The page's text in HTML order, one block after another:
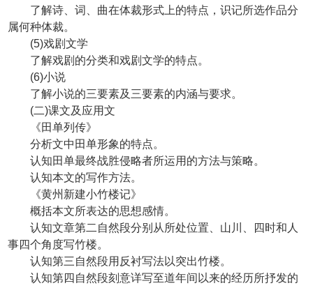
了解诗、词、曲在体裁形式上的特点，识记所选作品分
属何种体裁。
(5)戏剧文学
了解戏剧的分类和戏剧文学的特点。
(6)小说
了解小说的三要素及三要素的内涵与要求。
(二)课文及应用文
《田单列传》
分析文中田单形象的特点。
认知田单最终战胜侵略者所运用的方法与策略。
认知本文的写作方法。
《黄州新建小竹楼记》
概括本文所表达的思想感情。
认知文章第二自然段分别从所处位置、山川、四时和人
事四个角度写竹楼。
认知第三自然段用反衬写法以突出竹楼。
认知第四自然段刻意详写至道年间以来的经历所抒发的